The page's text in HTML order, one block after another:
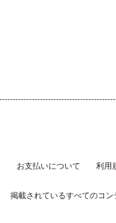
お支払いについて 利用
掲載されているすべてのコン